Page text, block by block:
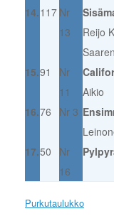
14.117 Nr
13
Reijo
15.91
Nr
11
Aikio
16.76 Nr 3
17.50
Nr
16
Purkutaulukko